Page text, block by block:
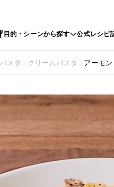
目的・シーンから探す 公式レシピ
パスタ クリームパスタ アーモ